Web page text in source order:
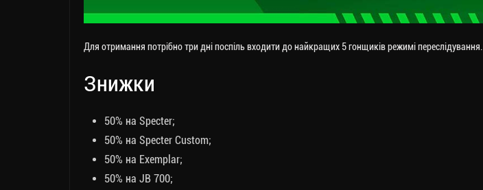
Для отримання потрібно три дні поспіль входити до найкращих 5 гонщиків режимі переслідування.
Знижки
50% на Specter;
50% на Specter Custom;
50% на Exemplar;
50% на JB 700;